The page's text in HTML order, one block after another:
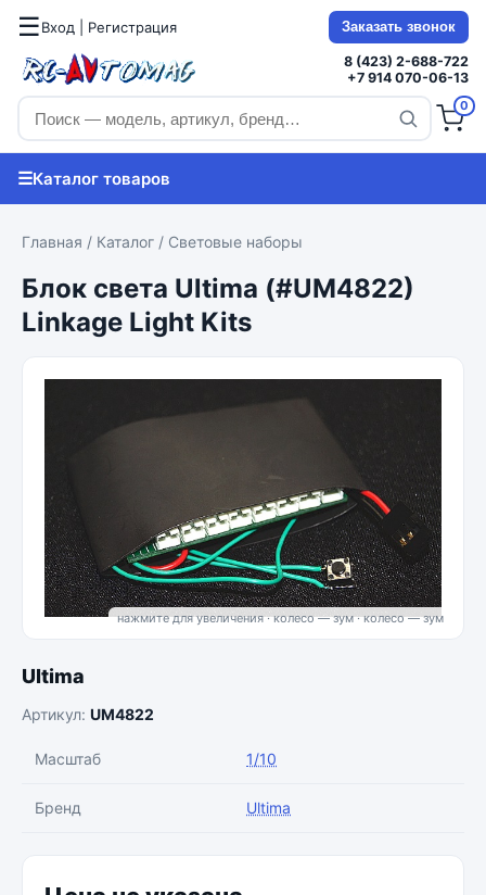
☰Вход | Регистрация Заказать звонок
8 (423) 2-688-722
+7 914 070-06-13
0
☰Каталог товаров
Главная / Каталог / Световые наборы
Блок света Ultima (#UM4822)
Linkage Light Kits
нажмите для увеличения · колесо — зум
Ultima
Артикул: UM4822
Масштаб 1/10
Бренд Ultima